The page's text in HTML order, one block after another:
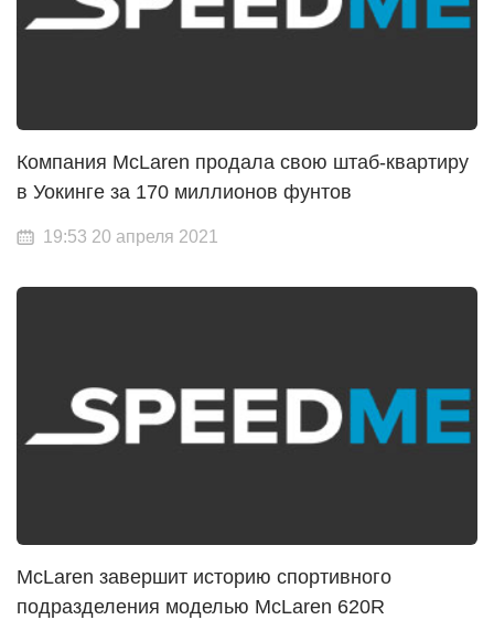
Компания McLaren продала свою штаб-квартиру
в Уокинге за 170 миллионов фунтов
19:53 20 апреля 2021
McLaren завершит историю спортивного
подразделения моделью McLaren 620R